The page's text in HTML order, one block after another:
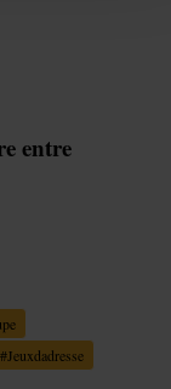
entre
#Jeuxdadresse